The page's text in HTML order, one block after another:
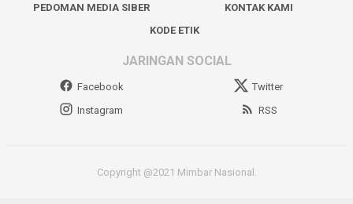
PEDOMAN MEDIA SIBER
KONTAK KAMI
KODE ETIK
JARINGAN SOCIAL
Facebook
Twitter
Instagram
RSS
Copyright @2021 Mimbar Nasional.